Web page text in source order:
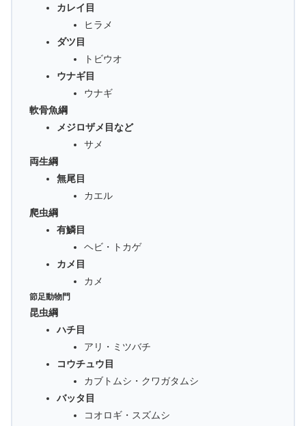
カレイ目
ヒラメ
ダツ目
トビウオ
ウナギ目
ウナギ
軟骨魚綱
メジロザメ目など
サメ
両生綱
無尾目
カエル
爬虫綱
有鱗目
ヘビ・トカゲ
カメ目
カメ
節足動物門
昆虫綱
ハチ目
アリ・ミツバチ
コウチュウ目
カブトムシ・クワガタムシ
バッタ目
コオロギ・スズムシ